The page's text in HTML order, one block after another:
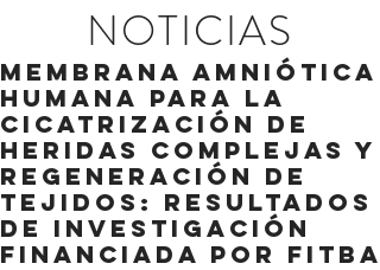
NOTICIAS
Membrana amniótica
humana para la
cicatrización de
heridas complejas Y
REGENERACIÓN DE
TEJIDOS: resultados
de investigación
financiada por FITBA